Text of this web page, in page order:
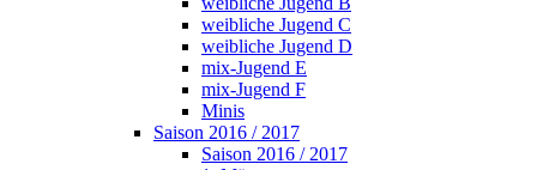
weibliche Jugend C
weibliche Jugend D
mix-Jugend E
mix-Jugend F
Minis
Saison 2016 / 2017
Saison 2016 / 2017